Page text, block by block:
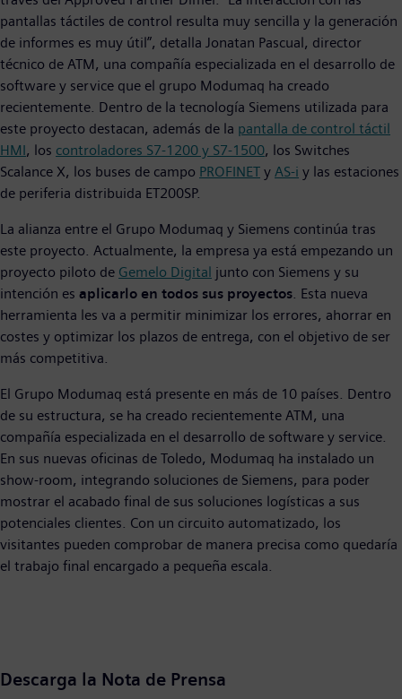
pantallas táctiles de control resulta muy sencilla y la generación
de informes es muy útil”, detalla Jonatan Pascual, director
técnico de ATM, una compañía especializada en el desarrollo de
software y service que el grupo Modumaq ha creado
recientemente. Dentro de la tecnología Siemens utilizada para
este proyecto destacan, además de la pantalla de control táctil
HMI, los controladores S7-1200 y S7-1500, los Switches
Scalance X, los buses de campo PROFINET y AS-i y las estaciones
de periferia distribuida ET200SP.
La alianza entre el Grupo Modumaq y Siemens continúa tras
este proyecto. Actualmente, la empresa ya está empezando un
proyecto piloto de Gemelo Digital junto con Siemens y su
intención es aplicarlo en todos sus proyectos . Esta nueva
herramienta les va a permitir minimizar los errores, ahorrar en
costes y optimizar los plazos de entrega, con el objetivo de ser
más competitiva.
El Grupo Modumaq está presente en más de 10 países. Dentro
de su estructura, se ha creado recientemente ATM, una
compañía especializada en el desarrollo de software y service.
En sus nuevas oficinas de Toledo, Modumaq ha instalado un
show-room, integrando soluciones de Siemens, para poder
mostrar el acabado final de sus soluciones logísticas a sus
potenciales clientes. Con un circuito automatizado, los
visitantes pueden comprobar de manera precisa como quedaría
el trabajo final encargado a pequeña escala.
Descarga la Nota de Prensa